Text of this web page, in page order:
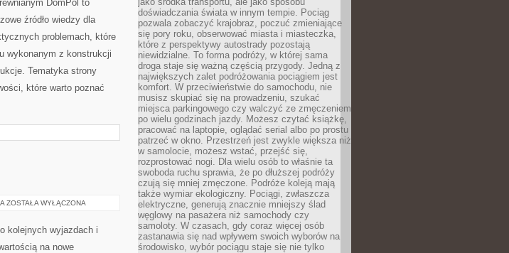
DomPol to
źródło wiedzy dla
problemach, które
wykonanym z konstrukcji
Tematyka strony
które warto poznać
INDIE
ZOSTAŁA WYŁĄCZONA
kolejnych wyjazdach i
na nowe
doświadczania świata w innym tempie. Pociąg
pozwala zobaczyć krajobraz, poczuć zmieniające
się pory roku, obserwować miasta i miasteczka,
które z perspektywy autostrady pozostają
niewidzialne. To forma podróży, w której sama
droga staje się ważną częścią przygody. Jedną z
największych zalet podróżowania pociągiem jest
komfort. W przeciwieństwie do samochodu, nie
musisz skupiać się na prowadzeniu, szukać
miejsca parkingowego czy walczyć ze zmęczeniem
po wielu godzinach jazdy. Możesz czytać książkę,
pracować na laptopie, oglądać serial albo po prostu
patrzeć w okno. Przestrzeń jest zwykle większa niż
w samolocie, możesz wstać, przejść się,
rozprostować nogi. Dla wielu osób to właśnie ta
swoboda ruchu sprawia, że po dłuższej podróży
czują się mniej zmęczone. Podróże koleją mają
także wymiar ekologiczny. Pociągi, zwłaszcza
elektryczne, generują znacznie mniejszy ślad
węglowy na pasażera niż samochody czy
samoloty. W czasach, gdy coraz więcej osób
zastanawia się nad wpływem swoich wyborów na
środowisko, wybór pociągu staje się nie tylko